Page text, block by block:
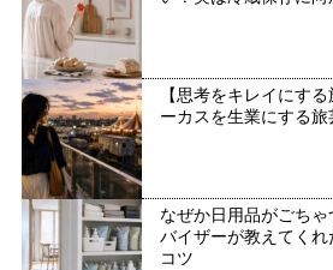
【思考をキレイにす
ーカスを生業にする
なぜか日用品がごち
バイザーが教えてく
コツ